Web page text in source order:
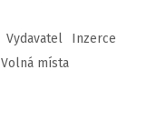
Vydavatel
Inzerce
Volná místa